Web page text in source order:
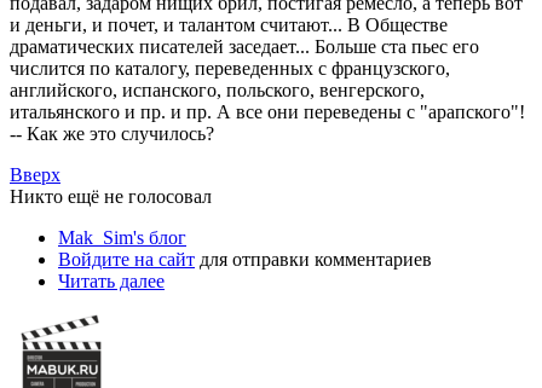
и деньги, и почет, и талантом считают... В Обществе
драматических писателей заседает... Больше ста пьес его
числится по каталогу, переведенных с французского,
английского, испанского, польского, венгерского,
итальянского и пр. и пр. А все они переведены с "арапского"!
-- Как же это случилось?
Вверх
Никто ещё не голосовал
Mak_Sim's блог
Войдите на сайт для отправки комментариев
Читать далее